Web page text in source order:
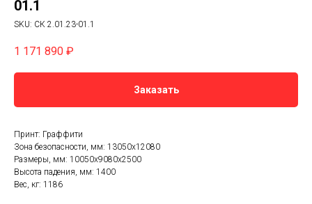
01.1
SKU: СК 2.01.23-01.1
1 171 890 ₽
Заказать
Принт: Граффити
Зона безопасности, мм: 13050х12080
Размеры, мм: 10050х9080х2500
Высота падения, мм: 1400
Вес, кг: 1186